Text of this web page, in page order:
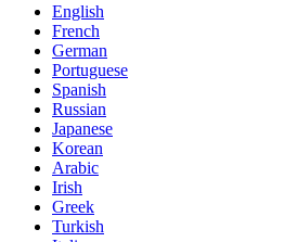
English
French
German
Portuguese
Spanish
Russian
Japanese
Korean
Arabic
Irish
Greek
Turkish